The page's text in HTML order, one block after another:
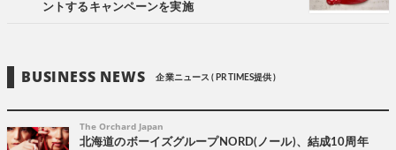
ントするキャンペーンを実施
BUSINESS NEWS 企業ニュース ( PR TIMES提供 )
The Orchard Japan
北海道のボーイズグループNORD(ノール)、結成10周年